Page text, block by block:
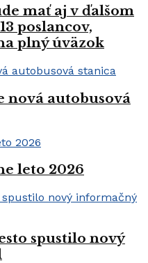
mať aj v ďalšom
poslancov,
plný úväzok
nová autobusová
leto 2026
spustilo nový